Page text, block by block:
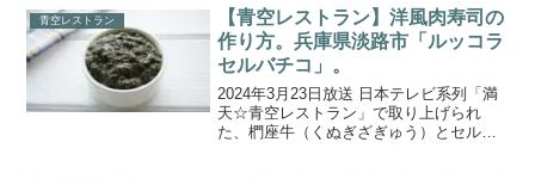
し、パセリを使った絶品！アイデア料理
の数々を堪能しまし...
青空レストラン
【青空レストラン】洋風肉寿司の
作り方。兵庫県淡路市「ルッコラ
セルバチコ」。
2024年3月23日放送 日本テレビ系列「満
天☆青空レストラン」で取り上げられ
た、椚座牛（くぬぎざぎゅう）とセルバ